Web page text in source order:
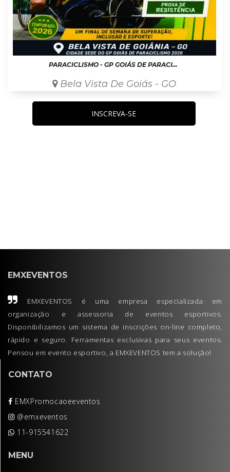
PARACICLISMO - GP GOIÁS DE PARACICLISMO - CRI E RESISTÊNCIA
Bela Vista De Goiás - GO
INSCREVA-SE
EMXEVENTOS
EMXEVENTOS é uma empresa especializada em
organização e assessoria de eventos esportivos.
Disponibilizamos um sistema de inscrições on-line completo,
rápido e seguro. Ferramentas exclusivas para seus eventos.
Pensou em evento esportivo, a EMXEVENTOS tem a solução!
CONTATO
EMXPromocaoeeventos
@emxeventos
11-915541622
MENU